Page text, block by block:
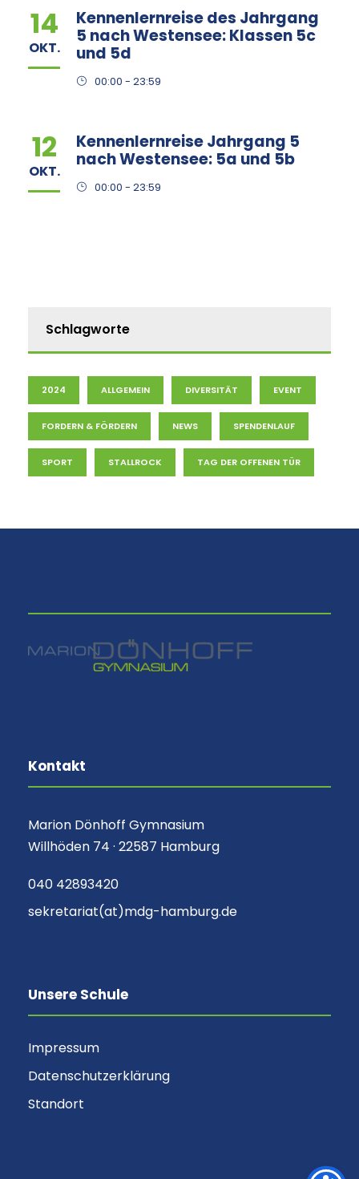
14
OKT.
Kennenlernreise des Jahrgang
5 nach Westensee: Klassen 5c
und 5d
00:00 - 23:59
12
OKT.
Kennenlernreise Jahrgang 5
nach Westensee: 5a und 5b
00:00 - 23:59
Schlagworte
2024 ALLGEMEIN DIVERSITÄT EVENT
FORDERN & FÖRDERN NEWS SPENDENLAUF
SPORT STALLROCK TAG DER OFFENEN TÜR
Kontakt
Marion Dönhoff Gymnasium
Willhöden 74 · 22587 Hamburg
040 42893420
sekretariat(at)mdg-hamburg.de
Unsere Schule
Impressum
Datenschutzerklärung
Standort